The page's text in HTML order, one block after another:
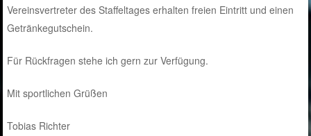
Vereinsvertreter des Staffeltages erhalten freien Eintritt und einen
Getränkegutschein.
Für Rückfragen stehe ich gern zur Verfügung.
Mit sportlichen Grüßen
Tobias Richter